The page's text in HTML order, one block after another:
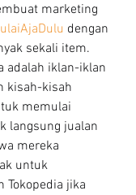
marketing
dengan
sekali item.
adalah iklan-iklan
kisah-kisah
memulai
langsung jualan
mereka
untuk
Tokopedia jika